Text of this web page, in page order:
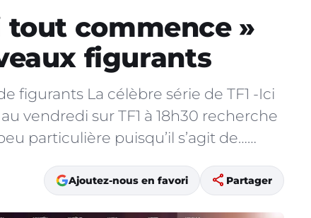
tout commence »
figurants
figurants La célèbre série de TF1 -Ici
vendredi sur TF1 à 18h30 recherche
particulière puisqu’il s’agit de……
Ajoutez-nous en favori share Partager